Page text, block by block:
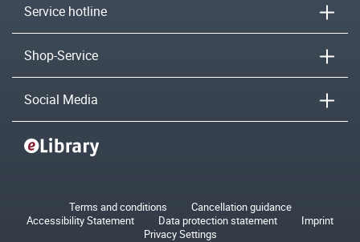
Service hotline
Shop-Service
Social Media
Terms and conditions
Cancellation guidance
Accessibility Statement
Data protection statement
Imprint
Privacy Settings